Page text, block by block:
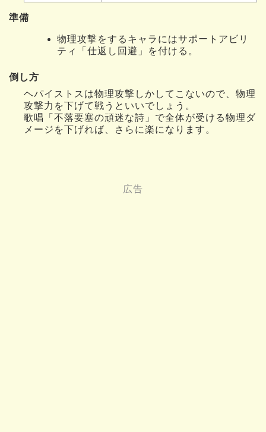
準備
物理攻撃をするキャラにはサポートアビリ
ティ「仕返し回避」を付ける。
倒し方
ヘパイストスは物理攻撃しかしてこないので、物理
攻撃力を下げて戦うといいでしょう。
歌唱「不落要塞の頑迷な詩」で全体が受ける物理ダ
メージを下げれば、さらに楽になります。